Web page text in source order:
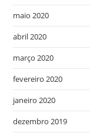
maio 2020
abril 2020
março 2020
fevereiro 2020
janeiro 2020
dezembro 2019